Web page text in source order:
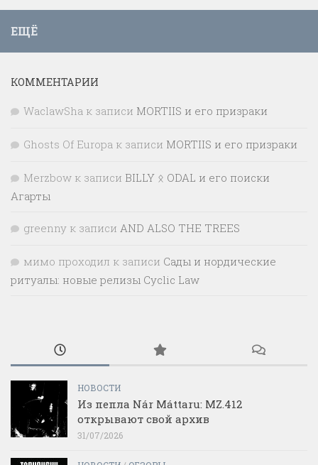
ЕЩЁ
КОММЕНТАРИИ
WaclawSha к записи MORTIIS и его призраки
Ghosts Of Europa к записи MORTIIS и его призраки
Merzbow к записи BILLY ᛟ ODAL и его поиски
Агарты
greenny к записи AND ALSO THE TREES
мимо проходил к записи Сады и нордические
ритуалы: новые релизы Cyclic Law
НОВОСТИ
Из пепла Nár Máttaru: MZ.412
открывают свой архив
31/07/2026